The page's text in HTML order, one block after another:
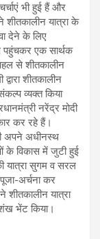
भी हुई हैं और
शीतकालीन यात्रा के
देने के लिए
पहुंचकर एक सार्थक
से शीतकालीन
शीतकालीन
व्यक्त किया
नरेंद्र मोदी
कर रहे हैं।
अपने अधीनस्थ
के विकास में जुटी हुई
यात्रा सुगम व सरल
पूजा-अर्चना कर
यात्रा
भेंट किया।